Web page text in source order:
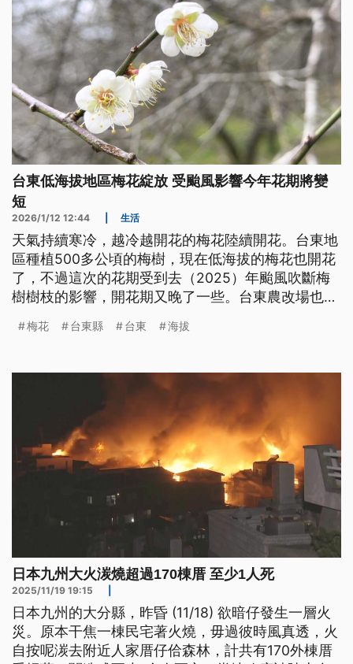
台東低海拔地區梅花綻放 受颱風影響今年花期將變
短
2026/1/12 12:44 生活
天氣持續寒冷，越冷越開花的梅花陸續開花。台東地
區種植500多公頃的梅樹，現在低海拔的梅花也開花
了，不過這次的花期受到去（2025）年颱風吹斷梅
樹樹枝的影響，開花期又晚了一些。台東農改場也預
能梅子會減產30%左右。
梅花 台東縣 台東 海拔
日本九州大火湠燒超過170棟厝 至少1人死
2025/11/19 19:15
日本九州的大分縣，昨昏 (11/18) 欲暗仔發生一層火
災。原本干焦一棟民宅著火燒，毋過彼時風真透，火
自按呢湠去附近人家厝仔佮森林，計共有170外棟厝